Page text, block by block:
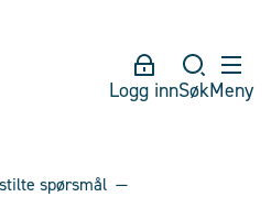
Logg innSøkMeny
spørsmål